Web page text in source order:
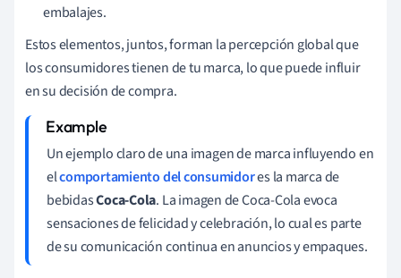
embalajes.
Estos elementos, juntos, forman la percepción global que
los consumidores tienen de tu marca, lo que puede influir
en su decisión de compra.
Un ejemplo claro de una imagen de marca influyendo en
elcomportamiento del consumidores la marca de
bebidasCoca-Cola. La imagen de Coca-Cola evoca
sensaciones de felicidad y celebración, lo cual es parte
de su comunicación continua en anuncios y empaques.